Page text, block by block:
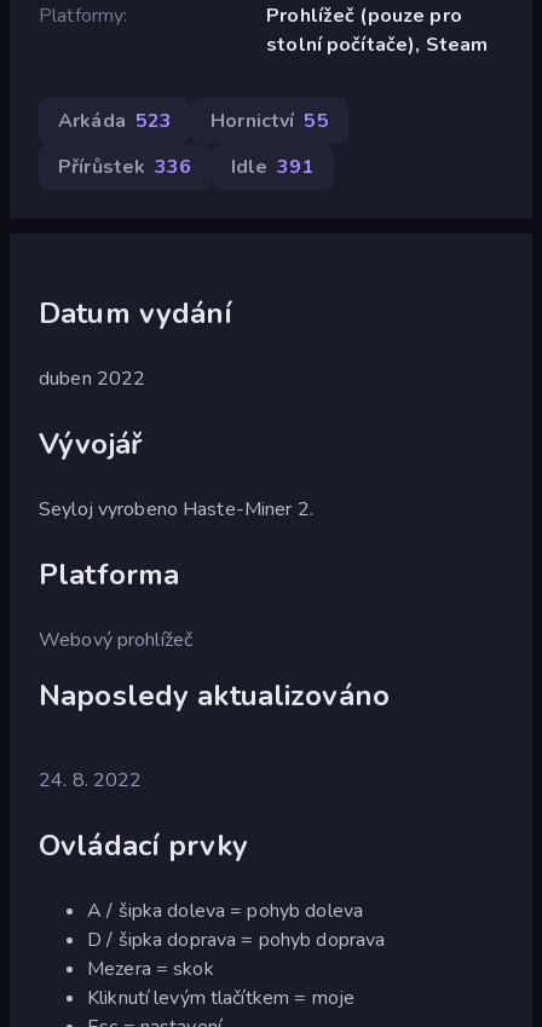
Platformy
Prohlížeč (pouze pro
stolní počítače), Steam
Arkáda 523 Hornictví 55
Přírůstek 336 Idle 391
Datum vydání
duben 2022
Vývojář
Seyloj vyrobeno Haste-Miner 2.
Platforma
Webový prohlížeč
Naposledy aktualizováno
24. 8. 2022
Ovládací prvky
A / šipka doleva = pohyb doleva
D / šipka doprava = pohyb doprava
Mezera = skok
Kliknutí levým tlačítkem = moje